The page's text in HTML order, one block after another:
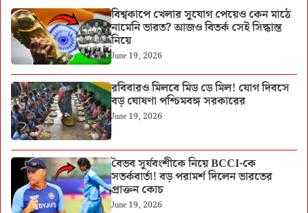
বিশ্বকাপে খেলার সুযোগ পেয়েও কেন মাঠে
নামেনি ভারত? আজও বিতর্ক সেই সিদ্ধান্ত
নিয়ে
June 19, 2026
রবিবারও মিলবে মিড ডে মিল! যোগ দিবসে
বড় ঘোষণা পশ্চিমবঙ্গ সরকারের
June 19, 2026
বৈভব সূর্যবংশীকে নিয়ে BCCI-কে
সতর্কবার্তা! বড় পরামর্শ দিলেন ভারতের
প্রাক্তন কোচ
June 19, 2026